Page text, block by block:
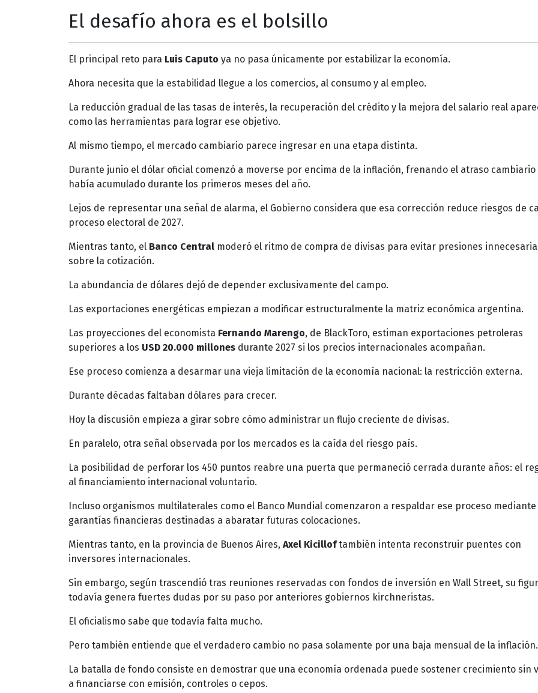
El desafío ahora es el bolsillo
El principal reto para Luis Caputo ya no pasa únicamente por estabilizar la economía.
Ahora necesita que la estabilidad llegue a los comercios, al consumo y al empleo.
La reducción gradual de las tasas de interés, la recuperación del crédito y la mejora del salario real
como las herramientas para lograr ese objetivo.
Al mismo tiempo, el mercado cambiario parece ingresar en una etapa distinta.
Durante junio el dólar oficial comenzó a moverse por encima de la inflación, frenando el atraso cambiario
había acumulado durante los primeros meses del año.
Lejos de representar una señal de alarma, el Gobierno considera que esa corrección reduce riesgos de
proceso electoral de 2027.
Mientras tanto, el Banco Central moderó el ritmo de compra de divisas para evitar presiones
sobre la cotización.
La abundancia de dólares dejó de depender exclusivamente del campo.
Las exportaciones energéticas empiezan a modificar estructuralmente la matriz económica argentina.
Las proyecciones del economista Fernando Marengo, de BlackToro, estiman exportaciones petroleras
superiores a los USD 20.000 millones durante 2027 si los precios internacionales acompañan.
Ese proceso comienza a desarmar una vieja limitación de la economía nacional: la restricción externa.
Durante décadas faltaban dólares para crecer.
Hoy la discusión empieza a girar sobre cómo administrar un flujo creciente de divisas.
En paralelo, otra señal observada por los mercados es la caída del riesgo país.
La posibilidad de perforar los 450 puntos reabre una puerta que permaneció cerrada durante años: el
al financiamiento internacional voluntario.
Incluso organismos multilaterales como el Banco Mundial comenzaron a respaldar ese proceso mediante
garantías financieras destinadas a abaratar futuras colocaciones.
Mientras tanto, en la provincia de Buenos Aires, Axel Kicilloftambién intenta reconstruir puentes con
inversores internacionales.
Sin embargo, según trascendió tras reuniones reservadas con fondos de inversión en Wall Street, su
todavía genera fuertes dudas por su paso por anteriores gobiernos kirchneristas.
El oficialismo sabe que todavía falta mucho.
Pero también entiende que el verdadero cambio no pasa solamente por una baja mensual de la inflación.
La batalla de fondo consiste en demostrar que una economía ordenada puede sostener crecimiento sin
a financiarse con emisión, controles o cepos.